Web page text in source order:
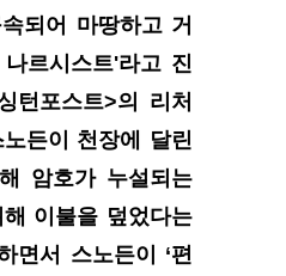
되어 마땅하고 거
르시스트'라고 진
턴포스트>의 리처
든이 천장에 달린
암호가 누설되는
이불을 덮었다는
면서 스노든이 ‘편